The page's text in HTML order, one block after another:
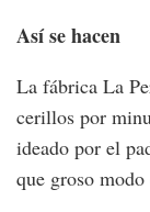
Así se hacen
La fábrica La
cerillos por
ideado por el
que groso modo